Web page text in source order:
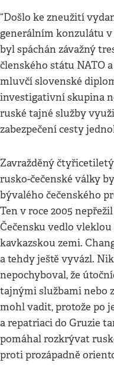
“Došlo ke zneužití
generálním konzulátu
byl spáchán závažný
členského státu NATO
mluvčí slovenské
investigativní skupina
ruské tajné služby
zabezpečení cesty
Zavražděný
rusko-čečenské války
bývalého čečenského
Ten v roce 2005
Čečensku vedlo
kavkazskou zemi.
a tehdy ještě vyvázl.
nepochyboval, že
tajnými službami nebo
mohl vadit, protože po
a repatriaci do Gruzie
pomáhal rozkrývat
proti prozápadně